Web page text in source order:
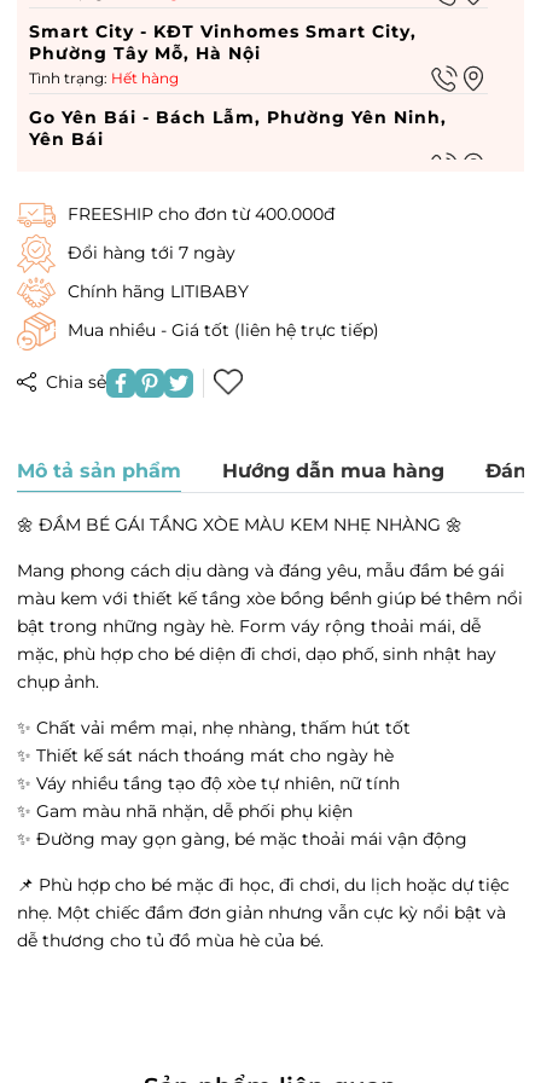
Smart City - KĐT Vinhomes Smart City,
Phường Tây Mỗ, Hà Nội
Tình trạng: Hết hàng
Go Yên Bái - Bách Lẫm, Phường Yên Ninh,
Yên Bái
Go hà nam - 449 Điện Biên Phủ, Phường Lam
Hạ, Hà Nam
Tình trạng:Còn hàng
Vin Dĩ An - Vin Dĩ An, Phường Quang Trung,
Hà Nội
Tình trạng:Hết hàng
Times City - 458 P. Minh Khai, Phường Vĩnh
Tuy, Hà Nội
Royal City - 72A Đường Nguyễn Trãi, Phường
Thượng Đình, Hà Nội
Phường Cát Linh, Hà Nội
Tình trạng:Hết hàng
satra - satra, Phường Văn Miếu, Hà Nội
Tình trạng:Hết hàng
Imperia, Phường Thượng Lý, Hải Phòng
Tình trạng: Hết hàng
Vin Thanh Hóa - 27 Đ. Trần Phú, Phường Điện
Biên, Thanh Hóa
Tình trạng:Hết hàng
Go Hưng yên - 204 Tô Hiệu, Phường Lê Lợi,
Hưng Yên
Tình trạng: Còn hàng
FREESHIP cho đơn từ 400.000đ
Đổi hàng tới 7 ngày
Chính hãng LITIBABY
Mua nhiều - Giá tốt (liên hệ trực tiếp)
Chia sẻ
Mô tả sản phẩm Hướng dẫn mua hàng
🌼 ĐẦM BÉ GÁI TẦNG XÒE MÀU KEM NHẸ NHÀNG 🌼
Mang phong cách dịu dàng và đáng yêu, mẫu đầm bé gái
màu kem với thiết kế tầng xòe bồng bềnh giúp bé thêm nổi
bật trong những ngày hè. Form váy rộng thoải mái, dễ
mặc, phù hợp cho bé diện đi chơi, dạo phố, sinh nhật hay
chụp ảnh.
✨ Chất vải mềm mại, nhẹ nhàng, thấm hút tốt
✨ Thiết kế sát nách thoáng mát cho ngày hè
✨ Váy nhiều tầng tạo độ xòe tự nhiên, nữ tính
✨ Gam màu nhã nhặn, dễ phối phụ kiện
✨ Đường may gọn gàng, bé mặc thoải mái vận động
📌 Phù hợp cho bé mặc đi học, đi chơi, du lịch hoặc dự tiệc
nhẹ. Một chiếc đầm đơn giản nhưng vẫn cực kỳ nổi bật và
dễ thương cho tủ đồ mùa hè của bé.